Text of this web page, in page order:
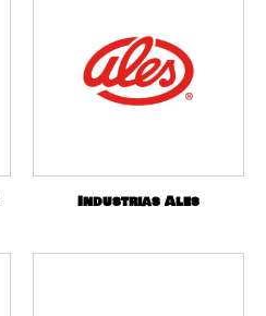
Industrias Ales